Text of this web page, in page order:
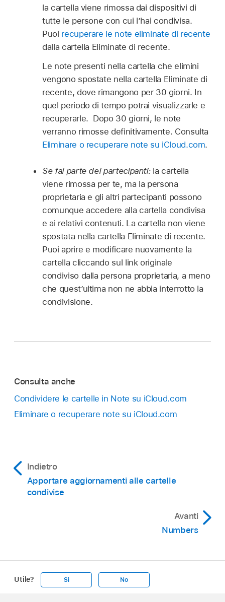
la cartella viene rimossa dai dispositivi di
tutte le persone con cui l’hai condivisa.
Puoi recuperare le note eliminate di recente
dalla cartella Eliminate di recente.
Le note presenti nella cartella che elimini
vengono spostate nella cartella Eliminate di
recente, dove rimangono per 30 giorni. In
quel periodo di tempo potrai visualizzarle e
recuperarle. Dopo 30 giorni, le note
verranno rimosse definitivamente. Consulta
Eliminare o recuperare note su iCloud.com.
Se fai parte dei partecipanti: la cartella
viene rimossa per te, ma la persona
proprietaria e gli altri partecipanti possono
comunque accedere alla cartella condivisa
e ai relativi contenuti. La cartella non viene
spostata nella cartella Eliminate di recente.
Puoi aprire e modificare nuovamente la
cartella cliccando sul link originale
condiviso dalla persona proprietaria, a meno
che quest’ultima non ne abbia interrotto la
condivisione.
Consulta anche
Condividere le cartelle in Note su iCloud.com
Eliminare o recuperare note su iCloud.com
Indietro
Apportare aggiornamenti alle cartelle
condivise
Avanti
Numbers
Utile? Sì No